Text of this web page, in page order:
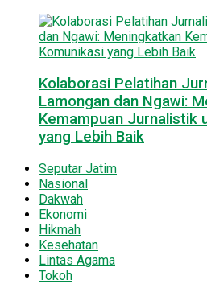
Kolaborasi Pelatihan
Lamongan dan Ngawi:
Kemampuan Jurnalistik
yang Lebih Baik
Seputar Jatim
Nasional
Dakwah
Ekonomi
Hikmah
Kesehatan
Lintas Agama
Tokoh